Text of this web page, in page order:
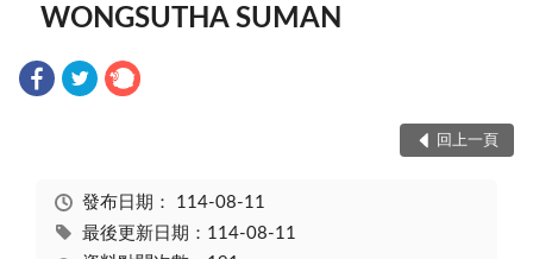
WONGSUTHA SUMAN
回上一頁
發布日期： 114-08-11
最後更新日期：114-08-11